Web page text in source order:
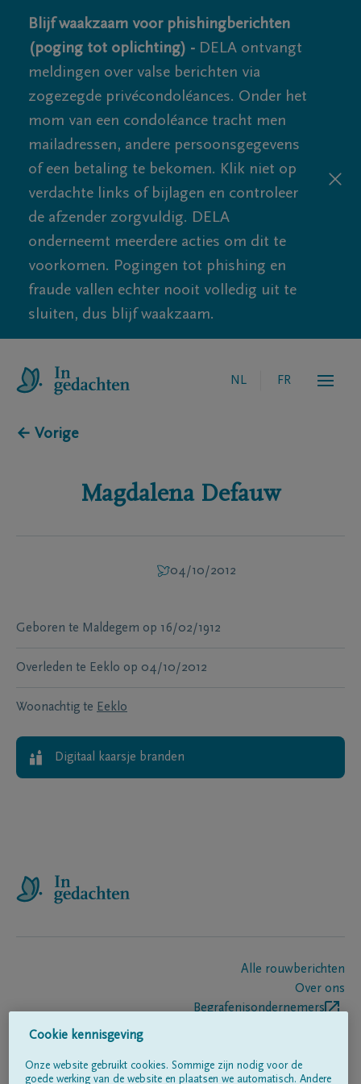
Blijf waakzaam voor phishingberichten
(poging tot oplichting) - DELA ontvangt
meldingen over valse berichten via
zogezegde privécondoléances. Onder het
mom van een condoléance tracht men
mailadressen, andere persoonsgegevens
of een betaling te bekomen. Klik niet op
verdachte links of bijlagen en controleer
de afzender zorgvuldig. DELA
onderneemt meerdere acties om dit te
voorkomen. Pogingen tot phishing en
fraude vallen echter nooit volledig uit te
sluiten, dus blijf waakzaam.
NL FR
← Vorige
Magdalena Defauw
04/10/2012
Geboren te Maldegem op 16/02/1912
Overleden te Eeklo op 04/10/2012
Woonachtig te Eeklo
Digitaal kaarsje branden
Alle rouwberichten
Over ons
Begrafenisondernemers
Cookie kennisgeving
Onze website gebruikt cookies. Sommige zijn nodig voor de
goede werking van de website en plaatsen we automatisch. Andere